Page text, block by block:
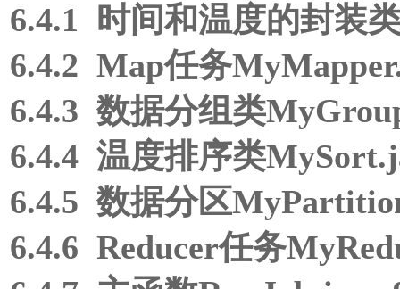
6.4.1 时间和温度的封装
6.4.2 Map任务
6.4.3 数据分组类
6.4.4 温度排序类
6.4.5 数据分区
6.4.6 Reducer任务